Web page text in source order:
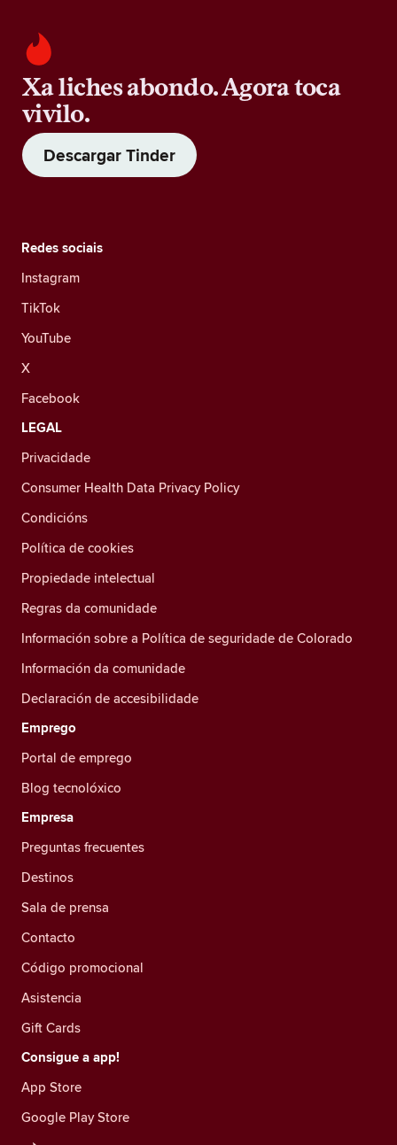
Xa liches abondo. Agora toca
vivilo.
Descargar Tinder
Redes sociais
Instagram
TikTok
YouTube
X
Facebook
LEGAL
Privacidade
Consumer Health Data Privacy Policy
Condicións
Política de cookies
Propiedade intelectual
Regras da comunidade
Información sobre a Política de seguridade de Colorado
Información da comunidade
Declaración de accesibilidade
Emprego
Portal de emprego
Blog tecnolóxico
Empresa
Preguntas frecuentes
Destinos
Sala de prensa
Contacto
Código promocional
Asistencia
Gift Cards
Consigue a app!
App Store
Google Play Store